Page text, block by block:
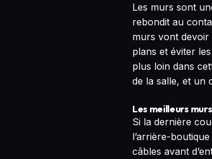
Les murs sont
rebondit au
murs vont devoir
plans et éviter
plus loin dans
de la salle, et un
Les meilleurs
Si la dernière
l’arrière-
câbles avant